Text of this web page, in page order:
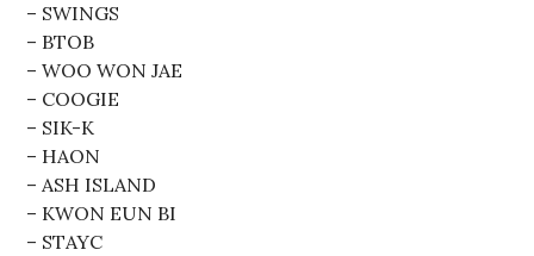
– SWINGS
– BTOB
– WOO WON JAE
– COOGIE
– SIK-K
– HAON
– ASH ISLAND
– KWON EUN BI
– STAYC